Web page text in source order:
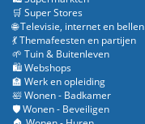
🛒 Super Stores
🌐 Televisie, internet en bellen
💃 Themafeesten en partijen
🌱 Tuin & Buitenleven
🛍️ Webshops
🏫 Werk en opleiding
🛀 Wonen - Badkamer
🛡️ Wonen - Beveiligen